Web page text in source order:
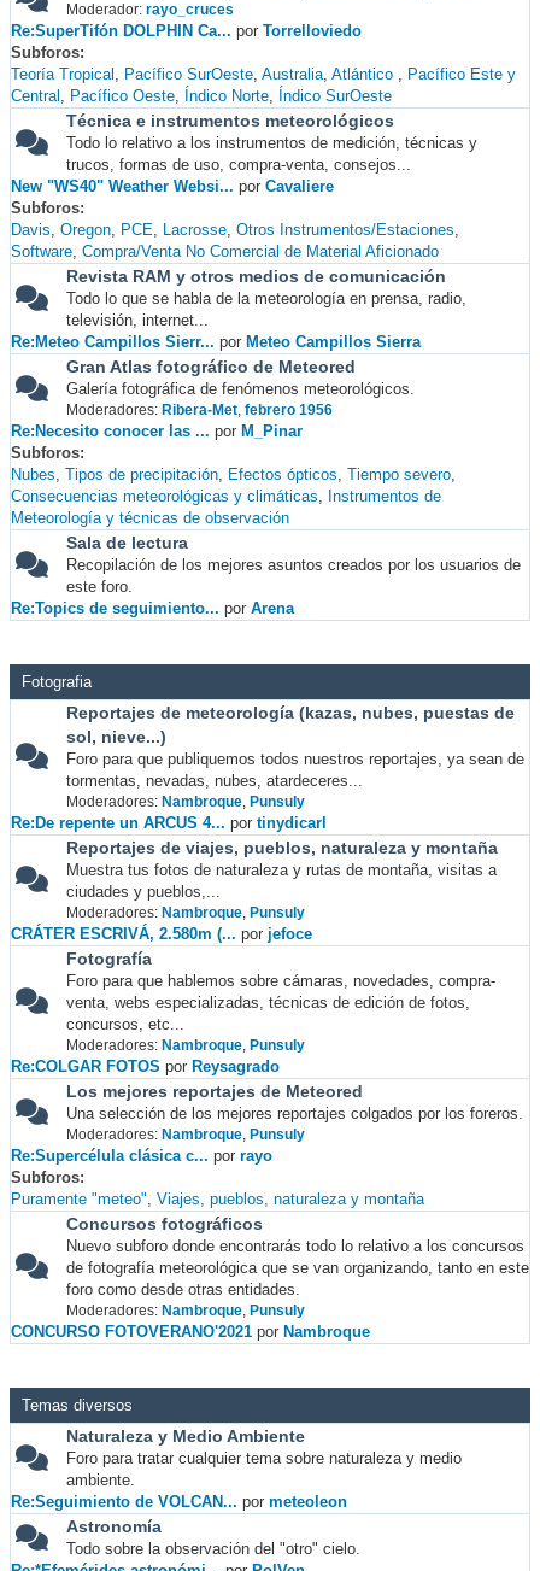
Moderador: rayo_cruces
Re:SuperTifón DOLPHIN Ca... por Torrelloviedo
Subforos
Teoría Tropical
Pacífico SurOeste Australia Atlántico
Pacífico Este y
Central
Pacífico Oeste Índico Norte Índico SurOeste
Técnica e instrumentos meteorológicos
Todo lo relativo a los instrumentos de medición, técnicas y
trucos, formas de uso, compra-venta, consejos...
New "WS40" Weather Websi... por Cavaliere
Subforos
Davis Oregon PCE Lacrosse Otros Instrumentos/Estaciones
Software Compra/Venta No Comercial de Material Aficionado
Revista RAM y otros medios de comunicación
Todo lo que se habla de la meteorología en prensa, radio,
televisión, internet...
Re:Meteo Campillos Sierr... por Meteo Campillos Sierra
Gran Atlas fotográfico de Meteored
Galería fotográfica de fenómenos meteorológicos.
Moderadores: Ribera-Met, febrero 1956
Re:Necesito conocer las ... por M_Pinar
Subforos
Nubes Tipos de precipitación Efectos ópticos Tiempo severo
Consecuencias meteorológicas y climáticas
Instrumentos de
Meteorología y técnicas de observación
Sala de lectura
Recopilación de los mejores asuntos creados por los usuarios de
este foro.
Re:Topics de seguimiento... por Arena
Fotografia
Reportajes de meteorología (kazas, nubes, puestas de
sol, nieve...)
Foro para que publiquemos todos nuestros reportajes, ya sean de
tormentas, nevadas, nubes, atardeceres...
Moderadores: Nambroque, Punsuly
Re:De repente un ARCUS 4... por tinydicarl
Reportajes de viajes, pueblos, naturaleza y montaña
Muestra tus fotos de naturaleza y rutas de montaña, visitas a
ciudades y pueblos,...
Moderadores: Nambroque, Punsuly
CRÁTER ESCRIVÁ, 2.580m (... por jefoce
Fotografía
Foro para que hablemos sobre cámaras, novedades, compra-
venta, webs especializadas, técnicas de edición de fotos,
concursos, etc...
Moderadores: Nambroque, Punsuly
Re:COLGAR FOTOS por Reysagrado
Los mejores reportajes de Meteored
Una selección de los mejores reportajes colgados por los foreros.
Moderadores: Nambroque, Punsuly
Re:Supercélula clásica c... por rayo
Subforos
Puramente "meteo" Viajes, pueblos, naturaleza y montaña
Concursos fotográficos
Nuevo subforo donde encontrarás todo lo relativo a los concursos
de fotografía meteorológica que se van organizando, tanto en este
foro como desde otras entidades.
Moderadores: Nambroque, Punsuly
CONCURSO FOTOVERANO'2021 por Nambroque
Temas diversos
Naturaleza y Medio Ambiente
Foro para tratar cualquier tema sobre naturaleza y medio
ambiente.
Re:Seguimiento de VOLCAN... por meteoleon
Astronomía
Todo sobre la observación del "otro" cielo.